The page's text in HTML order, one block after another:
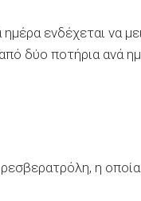
ενδέχεται να
δύο ποτήρια ανά
η